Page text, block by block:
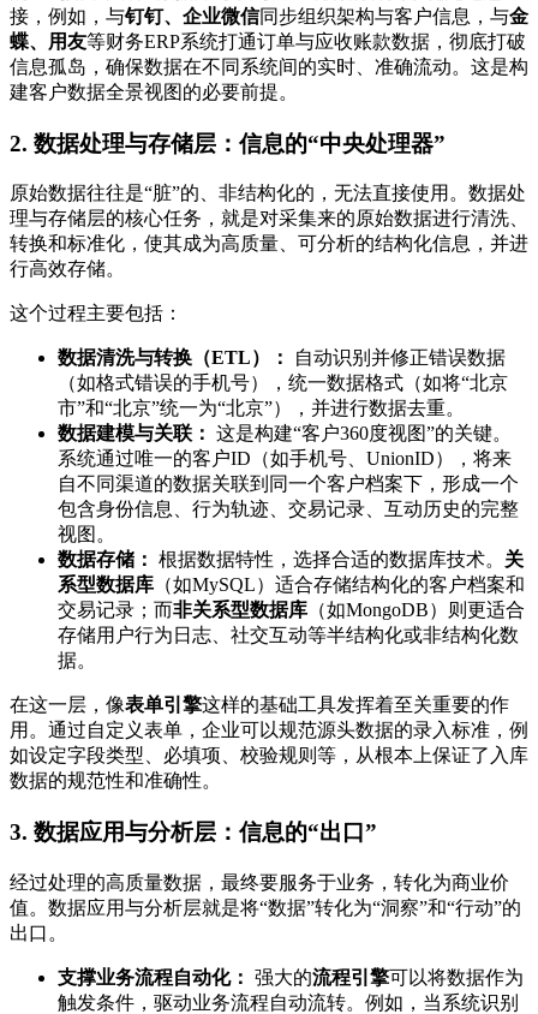
接，例如，与钉钉、企业微信同步组织架构与客户信息，与金
蝶、用友等财务ERP系统打通订单与应收账款数据，彻底打破
信息孤岛，确保数据在不同系统间的实时、准确流动。这是构
建客户数据全景视图的必要前提。
2. 数据处理与存储层：信息的“中央处理器”
原始数据往往是“脏”的、非结构化的，无法直接使用。数据处
理与存储层的核心任务，就是对采集来的原始数据进行清洗、
转换和标准化，使其成为高质量、可分析的结构化信息，并进
行高效存储。
这个过程主要包括：
数据清洗与转换（ETL）：
自动识别并修正错误数据
（如格式错误的手机号），统一数据格式（如将“北京
市”和“北京”统一为“北京”），并进行数据去重。
数据建模与关联： 这是构建“客户360度视图”的关键。
系统通过唯一的客户ID（如手机号、UnionID），将来
自不同渠道的数据关联到同一个客户档案下，形成一个
包含身份信息、行为轨迹、交易记录、互动历史的完整
视图。
数据存储： 根据数据特性，选择合适的数据库技术。 关
系型数据库 （如MySQL）适合存储结构化的客户档案和
交易记录；而非关系型数据库 （如MongoDB）则更适合
存储用户行为日志、社交互动等半结构化或非结构化数
据。
在这一层，像表单引擎这样的基础工具发挥着至关重要的作
用。通过自定义表单，企业可以规范源头数据的录入标准，例
如设定字段类型、必填项、校验规则等，从根本上保证了入库
数据的规范性和准确性。
3. 数据应用与分析层：信息的“出口”
经过处理的高质量数据，最终要服务于业务，转化为商业价
值。数据应用与分析层就是将“数据”转化为“洞察”和“行动”的
出口。
支撑业务流程自动化： 强大的流程引擎可以将数据作为
触发条件，驱动业务流程自动流转。例如，当系统识别